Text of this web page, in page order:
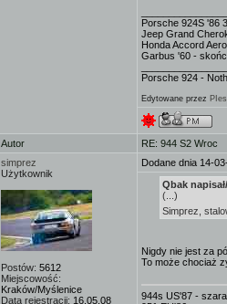
Porsche 924S '86
Jeep Grand
Honda Accord
Garbus '60 -
Porsche 924 -
Edytowane przez
Autor
RE: 944 S2 Wroc
simprez
Użytkownik
Postów: 5612
Miejscowość:
Kraków/Myślenice
Data rejestracji: 16.05.08
Dodane dnia 14-
Qbak
(...)
Simprez,
Nigdy nie jest za
To może chociaż
944s US'87 -